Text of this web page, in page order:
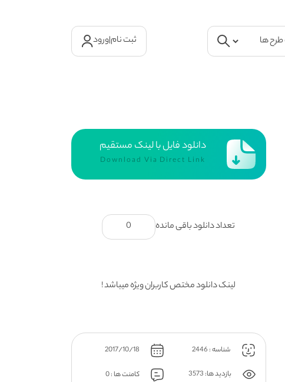
ثبت نام|ورود
دانلود فایل با لینک مستقیم
Download Via Direct Link
تعداد دانلود باقی مانده 0
لینک دانلود مختص کاربران ویژه میباشد !
شناسه : 2446
بازدید ها: 3573
کامنت ها : 0